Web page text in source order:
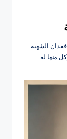
الشهية
منها له